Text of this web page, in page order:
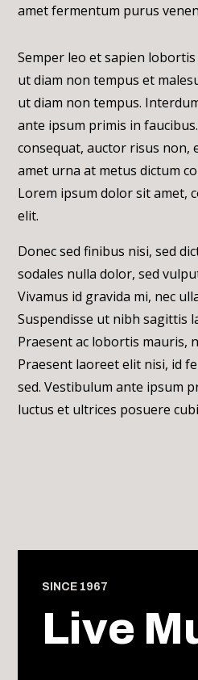
amet fermentum purus
Semper leo et sapien
ut diam non tempus et
ut diam non tempus.
ante ipsum primis in
consequat, auctor risus non,
amet urna at metus dictum
Lorem ipsum dolor sit amet,
elit.
Donec sed finibus nisi, sed
sodales nulla dolor, sed
Vivamus id gravida mi, nec
Suspendisse ut nibh sagittis
Praesent ac lobortis mauris,
Praesent laoreet elit nisi, id
sed. Vestibulum ante ipsum
luctus et ultrices posuere
SINCE 1967
Live